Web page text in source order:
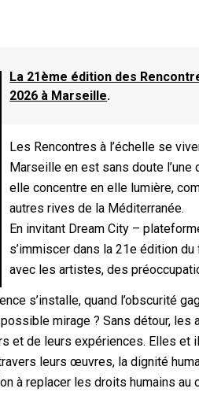
La 21ème édition des
2026 à Marseille.
Les Rencontres à l’échelle se
Marseille en est sans doute
elle concentre en elle lumière,
autres rives de la Méditerranée.
En invitant Dream City –
s’immiscer dans la 21e édition
avec les artistes, des
s’installe, quand l’obscurité
possible mirage ? Sans détour,
et de leurs expériences. Elles et
leurs œuvres, la dignité
à replacer les droits humains